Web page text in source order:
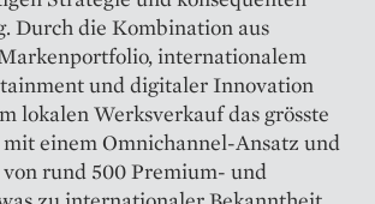
Durch die Kombination aus
inter­nationalem
und digitaler Innovation
lokalen Werksverkauf das grösste
einem Omnichannel-Ansatz und
rund 500 Premium- und